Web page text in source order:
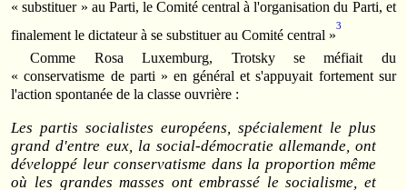
« substituer » au Parti, le Comité central à l'organisation du Parti, et
finalement le dictateur à se substituer au Comité central »
3
Comme Rosa Luxemburg, Trotsky se méfiait du
« conservatisme de parti » en général et s'appuyait fortement sur
l'action spontanée de la classe ouvrière :
Les partis socialistes européens, spécialement le plus
grand d'entre eux, la social-démocratie allemande, ont
développé leur conservatisme dans la proportion même
où les grandes masses ont embrassé le socialisme, et